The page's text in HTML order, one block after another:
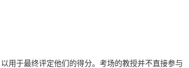
用于最终评定他们的得分。考场的教授并不直接参与